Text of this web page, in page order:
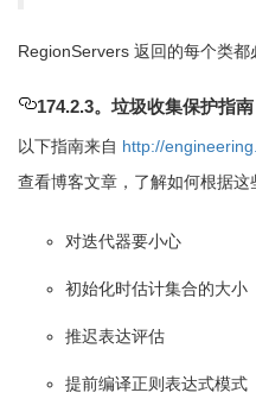
RegionServers 返回的每个类都
174.2.3。垃圾收集保护指南
以下指南来自 http://
查看博客文章，了解如何根据这
对迭代器要小心
初始化时估计集合的大小
推迟表达评估
提前编译正则表达式模式